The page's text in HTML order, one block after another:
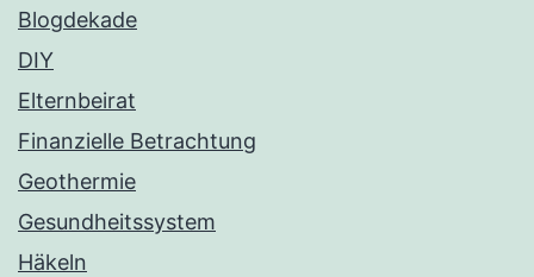
Blogdekade
DIY
Elternbeirat
Finanzielle Betrachtung
Geothermie
Gesundheitssystem
Häkeln